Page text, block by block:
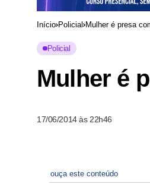
Início Policial Mulher é presa
Policial
Mulher é
17/06/2014 às 22h46
ouça este conteúdo